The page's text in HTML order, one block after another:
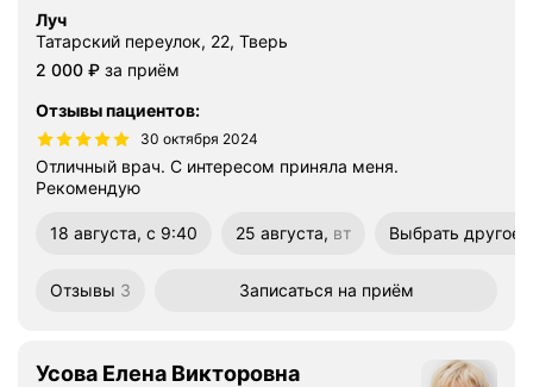
Луч
Татарский переулок, 22, Тверь
Цена
2000
2 000 ₽ за приём
Отзывы пациентов:
30 октября 2024
Отличный врач. С интересом приняла меня.
Рекомендую
18 августа, с 9:40 25 августа, вт
Выбрать другое
Отзывы 3 Записаться на приём
Усова Елена Викторовна